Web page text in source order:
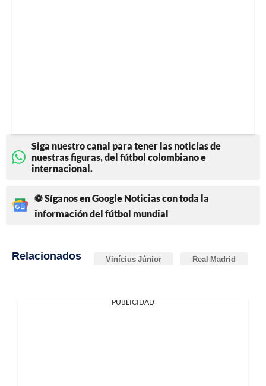
Siga nuestro canal para tener las noticias de
nuestras figuras, del fútbol colombiano e
internacional.
⚽ Síganos en Google Noticias con toda la
información del fútbol mundial
Relacionados Vinícius Júnior Real Madrid
PUBLICIDAD